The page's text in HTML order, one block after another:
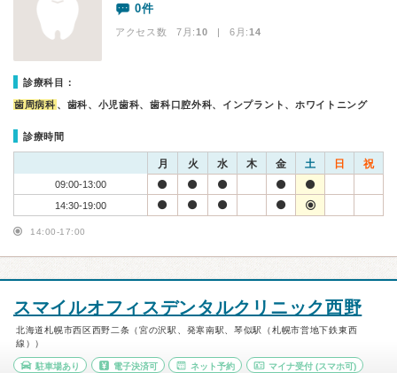
0件
アクセス数 7月:10 | 6月:14
診療科目：
歯周病科 、歯科、小児歯科、歯科口腔外科、インプラント、ホワイトニング
診療時間
月 火 水 木 金 土 日 祝
09:00-13:00
14:30-19:00
14:00-17:00
スマイルオフィスデンタルクリニック西野
北海道札幌市西区西野二条（宮の沢駅、発寒南駅、琴似駅（札幌市営地下鉄東西
線））
駐車場あり 電子決済可 ネット予約 マイナ受付 (スマホ可)